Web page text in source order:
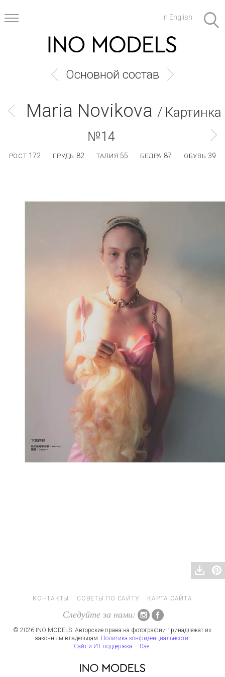
in English
Основной состав
Maria Novikova / Картинка
№14
РОСТ 172 ГРУДЬ 82 ТАЛИЯ 55 БЕДРА 87 ОБУВЬ 39
КОНТАКТЫ СОВЕТЫ ПО САЙТУ КАРТА САЙТА
Следуйте за нами:
© 2026 INO MODELS. Авторские права на фотографии принадлежат их
законным владельцам. Политика конфиденциальности.
Сайт и ИТ-поддержка — Dae.